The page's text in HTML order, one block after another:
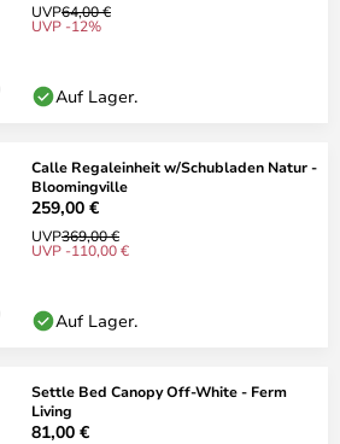
UVP64,00 €
UVP -12%
Auf Lager.
Calle Regaleinheit w/Schubladen Natur -
Bloomingville
259,00 €
UVP369,00 €
UVP -110,00 €
Auf Lager.
Settle Bed Canopy Off-White - Ferm
Living
81,00 €